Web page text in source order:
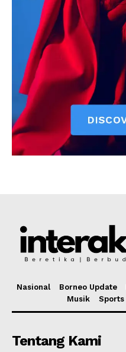
Nasional Borneo Update
Musik
Sports
Tentang Kami